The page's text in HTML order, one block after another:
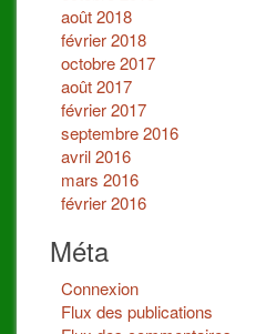
août 2018
février 2018
octobre 2017
août 2017
février 2017
septembre 2016
avril 2016
mars 2016
février 2016
Méta
Connexion
Flux des publications